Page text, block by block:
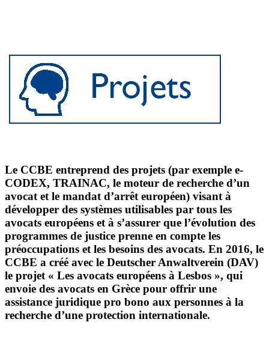
Le CCBE entreprend des projets (par exemple e-
CODEX, TRAINAC, le moteur de recherche d’un
avocat et le mandat d’arrêt européen) visant à
développer des systèmes utilisables par tous les
avocats européens et à s’assurer que l’évolution des
programmes de justice prenne en compte les
préoccupations et les besoins des avocats. En 2016, le
CCBE a créé avec le Deutscher Anwaltverein (DAV)
le projet « Les avocats européens à Lesbos », qui
envoie des avocats en Grèce pour offrir une
assistance juridique pro bono aux personnes à la
recherche d’une protection internationale.